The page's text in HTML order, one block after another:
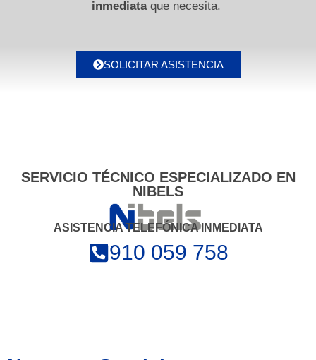
inmediataque necesita.
SOLICITAR ASISTENCIA
SERVICIO TÉCNICO ESPECIALIZADO EN
NIBELS
ASISTENCIA TELEFÓNICA INMEDIATA
910 059 758